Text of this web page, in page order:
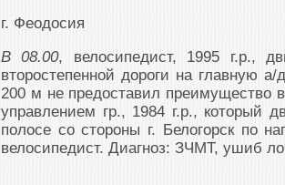
г. Феодосия
В 08.00, велосипедист, 1995 г.р.,
второстепенной дороги на главную
200 м не предоставил преимущество
управлением гр., 1984 г.р., который
полосе со стороны г. Белогорск по
велосипедист. Диагноз: ЗЧМТ, ушиб